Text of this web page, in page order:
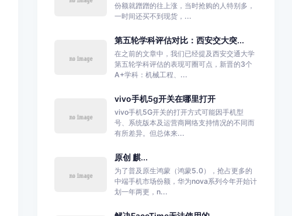
份额就蹭蹭的往上涨，当时抢购的人特别多，
一时间还买不到现货，...
第五轮学科评估对比：西安交大突...
在之前的文章中，我们已经提及西安交通大学
第五轮学科评估的表现可圈可点，新晋的3个
A+学科：机械工程、...
vivo手机5g开关在哪里打开
vivo手机5G开关的打开方式可能因手机型
号、系统版本及运营商网络支持情况的不同而
有所差异。但总体来...
原创 麒...
为了普及原生鸿蒙（鸿蒙5.0），抢占更多的
中端手机市场份额，华为nova系列今年开始计
划一年两更，n...